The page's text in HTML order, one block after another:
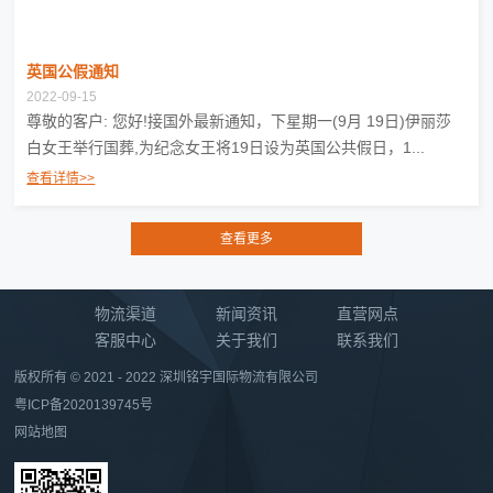
英国公假通知
2022-09-15
尊敬的客户: 您好!接国外最新通知，下星期一(9月 19日)伊丽莎
白女王举行国葬,为纪念女王将19日设为英国公共假日，1...
查看详情>>
物流渠道 新闻资讯
直营网点
客服中心
关于我们 联系我们
版权所有 © 2021 - 2022 深圳铭宇国际物流有限公司
粤ICP备2020139745号
网站地图